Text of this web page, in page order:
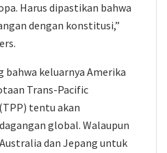
Harus dipastikan bahwa
dengan konstitusi,”
bahwa keluarnya Amerika
Trans-Pacific
tentu akan
global. Walaupun
dan Jepang untuk